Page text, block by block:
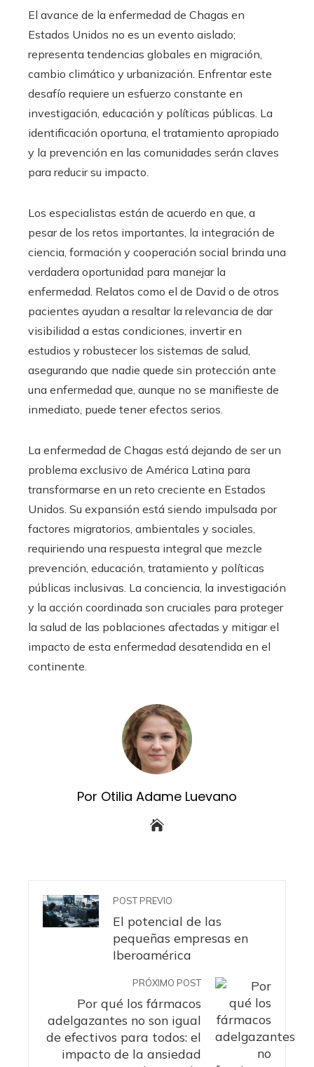
El avance de la enfermedad de Chagas en
Estados Unidos no es un evento aislado;
representa tendencias globales en migración,
cambio climático y urbanización. Enfrentar este
desafío requiere un esfuerzo constante en
investigación, educación y políticas públicas. La
identificación oportuna, el tratamiento apropiado
y la prevención en las comunidades serán claves
para reducir su impacto.
Los especialistas están de acuerdo en que, a
pesar de los retos importantes, la integración de
ciencia, formación y cooperación social brinda una
verdadera oportunidad para manejar la
enfermedad. Relatos como el de David o de otros
pacientes ayudan a resaltar la relevancia de dar
visibilidad a estas condiciones, invertir en
estudios y robustecer los sistemas de salud,
asegurando que nadie quede sin protección ante
una enfermedad que, aunque no se manifieste de
inmediato, puede tener efectos serios.
La enfermedad de Chagas está dejando de ser un
problema exclusivo de América Latina para
transformarse en un reto creciente en Estados
Unidos. Su expansión está siendo impulsada por
factores migratorios, ambientales y sociales,
requiriendo una respuesta integral que mezcle
prevención, educación, tratamiento y políticas
públicas inclusivas. La conciencia, la investigación
y la acción coordinada son cruciales para proteger
la salud de las poblaciones afectadas y mitigar el
impacto de esta enfermedad desatendida en el
continente.
Por Otilia Adame Luevano
POST PREVIO
El potencial de las
pequeñas empresas en
Iberoamérica
PRÓXIMO POST
Por qué los fármacos
adelgazantes no son igual
de efectivos para todos: el
impacto de la ansiedad